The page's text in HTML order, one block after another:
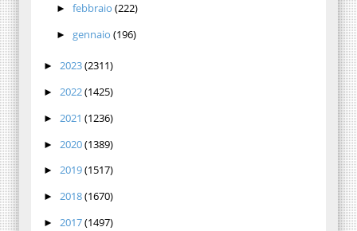
► febbraio (222)
► gennaio (196)
► 2023(2311)
► 2022(1425)
► 2021 (1236)
► 2020(1389)
► 2019(1517)
► 2018(1670)
► 2017(1497)